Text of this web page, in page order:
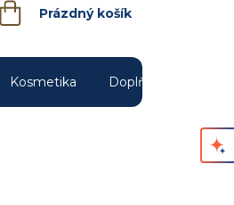
Nákupní
Prázdný košík
Kosmetika Doplňky